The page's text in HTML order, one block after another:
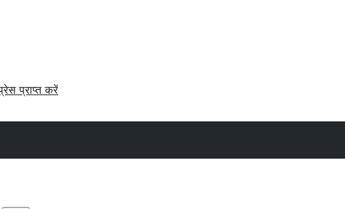
प्राप्त करें